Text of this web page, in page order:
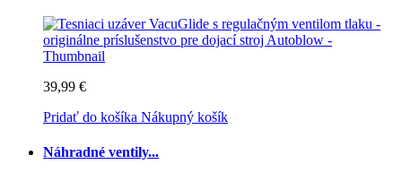
39,99 €
Pridať do košíka Nákupný košík
Náhradné ventily...